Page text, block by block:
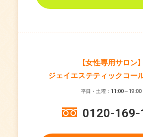
【女性専用サロン】
ジェイエステティックコー
平日・土曜：11:00～19:00
0120-169-